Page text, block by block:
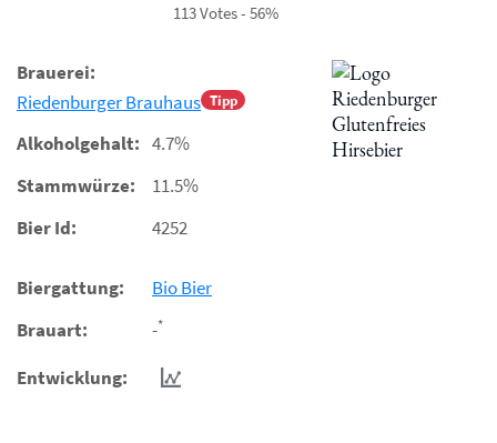
113 Votes - 56%
Brauerei:
Tipp
Riedenburger Brauhaus
Alkoholgehalt: 4.7%
Stammwürze:
11.5%
Bier Id:
4252
Biergattung:
Bio Bier
Brauart:
-*
Entwicklung: